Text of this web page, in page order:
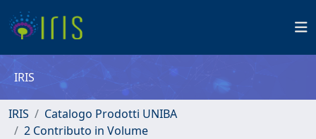
IRIS
IRIS
Catalogo Prodotti UNIBA
2 Contributo in Volume